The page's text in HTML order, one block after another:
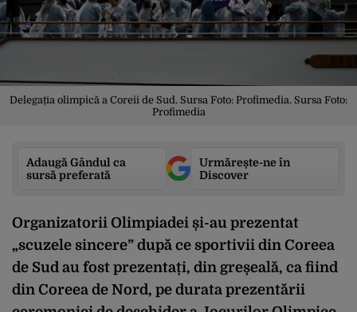
Delegația olimpică a Coreii de Sud. Sursa Foto: Profimedia. Sursa Foto:
Profimedia
Adaugă Gândul ca
sursă preferată
Urmărește-ne în
Discover
Organizatorii Olimpiadei și-au prezentat
„scuzele sincere” după ce sportivii din Coreea
de Sud au fost prezentați, din greșeală, ca fiind
din Coreea de Nord, pe durata prezentării